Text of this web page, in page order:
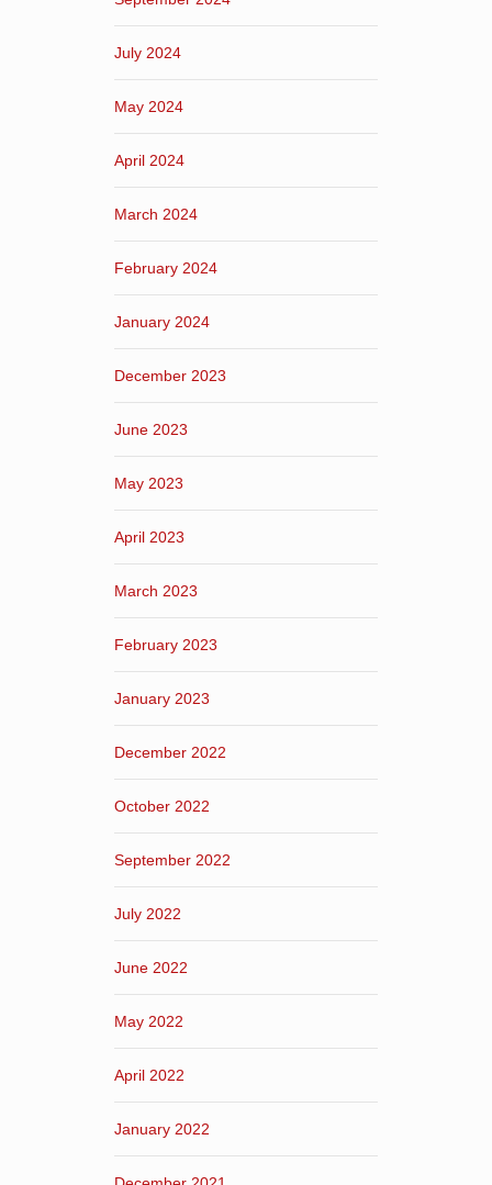
July 2024
May 2024
April 2024
March 2024
February 2024
January 2024
December 2023
June 2023
May 2023
April 2023
March 2023
February 2023
January 2023
December 2022
October 2022
September 2022
July 2022
June 2022
May 2022
April 2022
January 2022